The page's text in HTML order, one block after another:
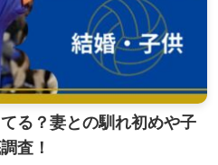
る？妻との馴れ初めや子
査！